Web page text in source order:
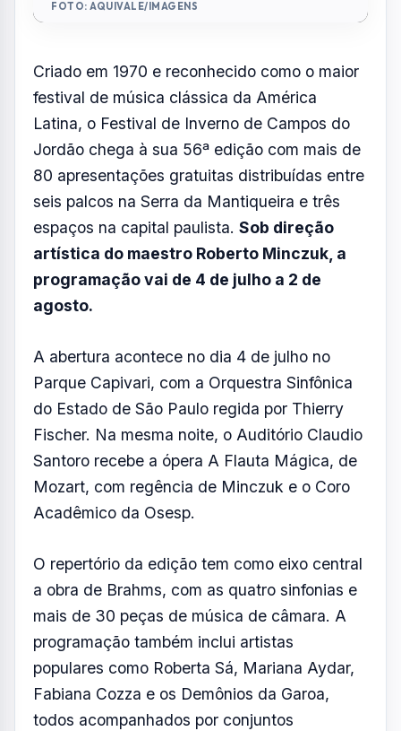
FOTO: AQUIVALE/IMAGENS
Criado em 1970 e reconhecido como o maior
festival de música clássica da América
Latina, o Festival de Inverno de Campos do
Jordão chega à sua 56ª edição com mais de
80 apresentações gratuitas distribuídas entre
seis palcos na Serra da Mantiqueira e três
espaços na capital paulista.
programação vai de 4 de julho a 2 de
agosto.
A abertura acontece no dia 4 de julho no
Parque Capivari, com a Orquestra Sinfônica
do Estado de São Paulo regida por Thierry